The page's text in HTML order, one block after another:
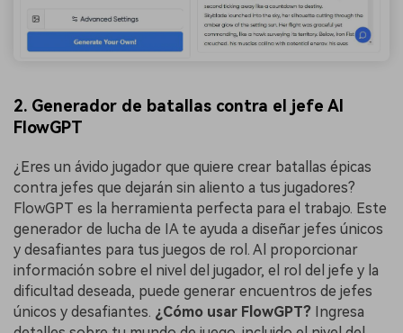
2. Generador de batallas contra el jefe AI
FlowGPT
¿Eres un ávido jugador que quiere crear batallas épicas
contra jefes que dejarán sin aliento a tus jugadores?
FlowGPT es la herramienta perfecta para el trabajo. Este
generador de lucha de IA te ayuda a diseñar jefes únicos
y desafiantes para tus juegos de rol. Al proporcionar
información sobre el nivel del jugador, el rol del jefe y la
dificultad deseada, puede generar encuentros de jefes
únicos y desafiantes. ¿Cómo usar FlowGPT? Ingresa